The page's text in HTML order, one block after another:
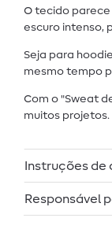
O tecido
escuro intenso,
Seja para
mesmo tempo
Com o "Sweat
muitos projetos.
Instruções de
Responsável